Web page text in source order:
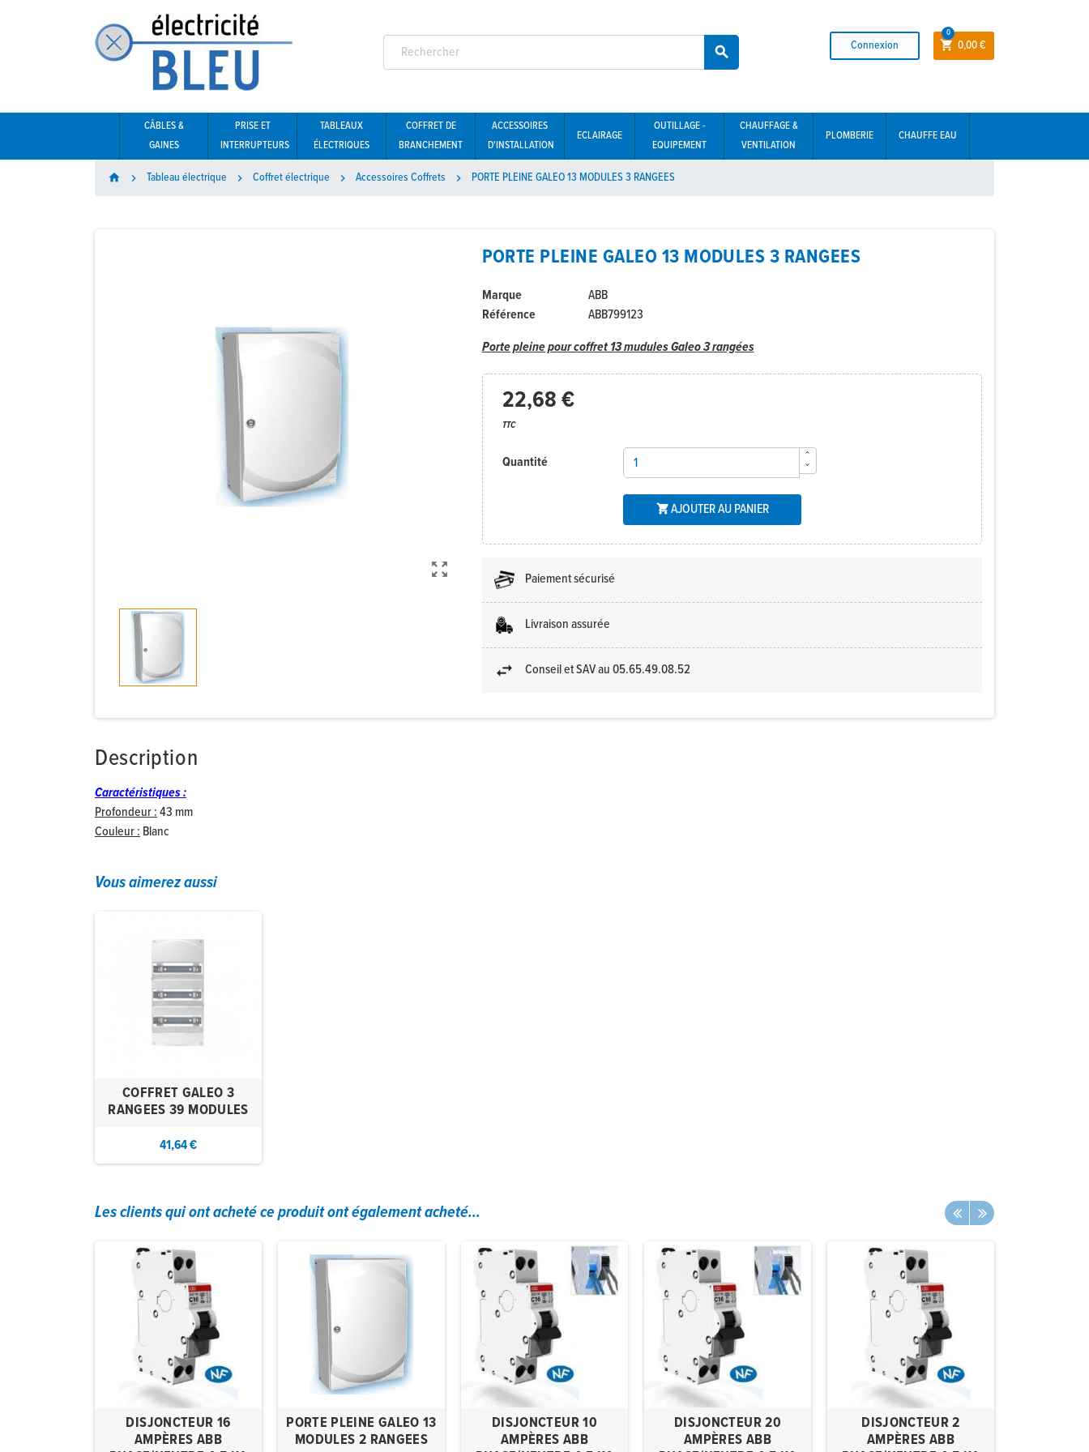
 Connexion  0,00 €
0
CÂBLES &
GAINES
PRISE ET
INTERRUPTEURS
TABLEAUX
ÉLECTRIQUES
COFFRET DE
BRANCHEMENT
ACCESSOIRES
D'INSTALLATION
ECLAIRAGE
OUTILLAGE -
EQUIPEMENT
CHAUFFAGE &
VENTILATION
PLOMBERIE CHAUFFE EAU
home  Tableau électrique  Coffret électrique  Accessoires Coffrets  PORTE PLEINE GALEO 13 MODULES 3 RANGEES

PORTE PLEINE GALEO 13 MODULES 3 RANGEES
Marque
ABB
Référence
ABB799123
Porte pleine pour coffret 13 mudules Galeo 3 rangées
22,68 €
TTC
Quantité
AJOUTER AU PANIER
Paiement sécurisé
Livraison assurée
Conseil et SAV au 05.65.49.08.52
Description
Caractéristiques :
Profondeur :43 mm
Couleur : Blanc
Vous aimerez aussi
COFFRET GALEO 3
RANGEES 39 MODULES
41,64 €
Les clients qui ont acheté ce produit ont également acheté...
DISJONCTEUR 16
AMPÈRES ABB
PORTE PLEINE GALEO 13
MODULES 2 RANGEES
DISJONCTEUR 10
AMPÈRES ABB
DISJONCTEUR 20
AMPÈRES ABB
DISJONCTEUR 2
AMPÈRES ABB